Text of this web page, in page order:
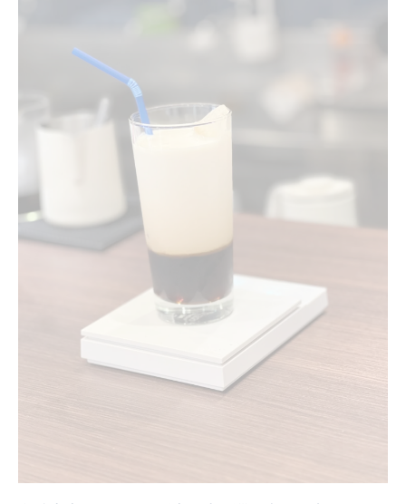
和歌山コーヒー栽培の現場を知る楽しみ
コーヒー好き必見の和歌山人気店の魅力
地域の物語に浸るコーヒー選びの極意
和歌山コーヒー豆が紡ぐ地域のストーリー
コーヒー農園発の和歌山らしい味わい方
和歌山市で感じるコーヒー豆の多様性
和歌山コーヒー専門店で広がる出会い
美味しいコーヒー選びで知る和歌山の奥深さ
和歌山コーヒー専門店で静寂と香りを満喫
白浜のコーヒー豆と景色で癒やされる時間
和歌山市の美味しいコーヒー店最新情報
和歌山コーヒー農園の新たな挑戦に触れる